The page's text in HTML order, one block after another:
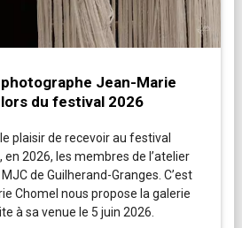
photographe Jean-Marie
du festival 2026
plaisir de recevoir au festival
en 2026, les membres de l’atelier
de Guilherand-Granges. C’est
Chomel nous propose la galerie
à sa venue le 5 juin 2026.